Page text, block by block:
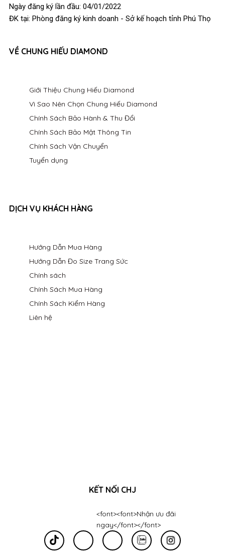
Ngày đăng ký lần đầu: 04/01/2022
ĐK tại: Phòng đăng ký kinh doanh - Sở kế hoạch tỉnh Phú Thọ
VỀ CHUNG HIẾU DIAMOND
Giới Thiệu Chung Hiếu Diamond
Vì Sao Nên Chọn Chung Hiếu Diamond
Chính Sách Bảo Hành & Thu Đổi
Chính Sách Bảo Mật Thông Tin
Chính Sách Vận Chuyển
Tuyển dụng
DỊCH VỤ KHÁCH HÀNG
Hướng Dẫn Mua Hàng
Hướng Dẫn Đo Size Trang Sức
Chính sách
Chính Sách Mua Hàng
Chính Sách Kiểm Hàng
Liên hệ
KẾT NỐI CHJ
<font><font>Nhận ưu đãi
ngay</font></font>